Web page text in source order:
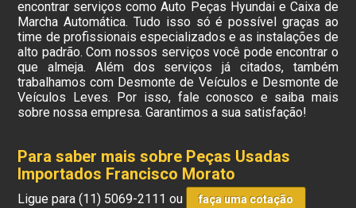
encontrar serviços como Auto Peças Hyundai e Caixa de
Marcha Automática. Tudo isso só é possível graças ao
time de profissionais especializados e as instalações de
alto padrão. Com nossos serviços você pode encontrar o
que almeja. Além dos serviços já citados, também
trabalhamos com Desmonte de Veículos e Desmonte de
Veículos Leves. Por isso, fale conosco e saiba mais
sobre nossa empresa. Garantimos a sua satisfação!
Para saber mais sobre Peças Usadas
Importados Francisco Morato
Ligue para(11) 5069-2111 ou faça uma cotação